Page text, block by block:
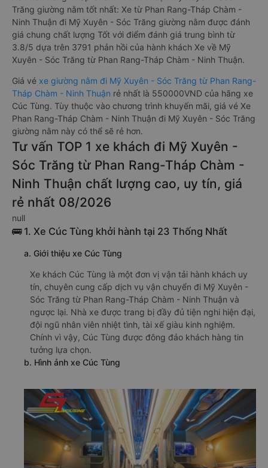
Trăng giường nằm tốt nhất: Xe từ Phan Rang-Tháp Chàm -
Ninh Thuận đi Mỹ Xuyên - Sóc Trăng giường nằm được đánh
giá chung chất lượng Tốt với điểm đánh giá trung bình từ
3.8/5 dựa trên 3791 phản hồi của hành khách Xe về Mỹ
Xuyên - Sóc Trăng từ Phan Rang-Tháp Chàm - Ninh Thuận.
Giá vé xe giường nằm đi Mỹ Xuyên - Sóc Trăng từ Phan Rang-
Tháp Chàm - Ninh Thuận rẻ nhất là 550000VND của hãng xe
Cúc Tùng. Tùy thuộc vào chương trình khuyến mãi, giá vé Xe
Phan Rang-Tháp Chàm - Ninh Thuận đi Mỹ Xuyên - Sóc Trăng
giường nằm này có thể sẽ rẻ hơn.
Tư vấn TOP 1 xe khách đi Mỹ Xuyên -
Sóc Trăng từ Phan Rang-Tháp Chàm -
Ninh Thuận chất lượng cao, uy tín, giá
rẻ nhất 08/2026
null
🚌 1. Xe Cúc Tùng khởi hành tại 23 Thống Nhất
a. Giới thiệu xe Cúc Tùng
Xe khách Cúc Tùng là một đơn vị vận tải hành khách uy
tín, chuyên cung cấp dịch vụ vận chuyển đi Mỹ Xuyên -
Sóc Trăng từ Phan Rang-Tháp Chàm - Ninh Thuận và
ngược lại. Nhà xe được trang bị đầy đủ tiện nghi hiện đại,
đội ngũ nhân viên nhiệt tình, tài xế giàu kinh nghiệm.
Chính vì vậy, Cúc Tùng được đông đảo khách hàng tin
tưởng lựa chọn.
b. Hình ảnh xe Cúc Tùng